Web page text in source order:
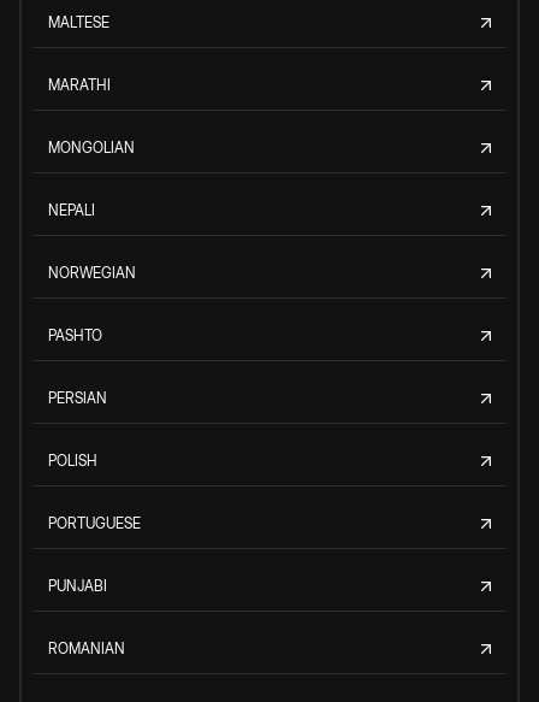
MALTESE
MARATHI
MONGOLIAN
NEPALI
NORWEGIAN
PASHTO
PERSIAN
POLISH
PORTUGUESE
PUNJABI
ROMANIAN